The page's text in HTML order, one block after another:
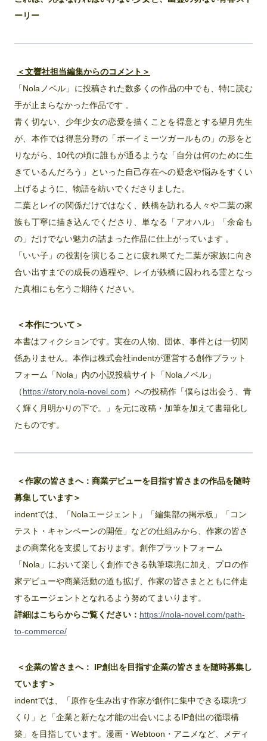
ーリー
＜文響社担当編集からのコメント＞
「Nolaノベル」に投稿された数多くの作品の中でも、特に読む
手が止まらなかった作品です 。
青く切ない、少年少女の恋愛を描くことを得意とする望月先生
が、本作では得意分野の「ボーイミーツガールもの」の形をと
りながら、10代の頃に誰もが通るような「自分は何のために生
きているんだろう」といった自己存在への疑念や悩みをすくい
上げるように、物語を紡いでくださりました。
二葉とレイの関係だけではなく、鉄橋を訪れる人々や二葉の家
族も丁寧に描き込んでくださり、単なる「アオハル」「余命も
の」だけでない魅力の詰まった作品に仕上がっています 。
「いい子」の役割を演じることに疲れ果てた二葉が家族に向き
合い出すまでの成長の過程や、レイが鉄橋に囚われる霊となっ
た真相にも乞うご期待ください。
＜本作について＞
本書はフィクションです。実在の人物、団体、事件とは一切関
係ありません。本作は株式会社indentが運営する創作プラット
フォーム「Nola」内の小説投稿サイト「Nolaノベル」
（https://story.nola-novel.com）への投稿作「僕らは出会う、青
く輝く月明かりの下で。」を元に改稿・加筆を加えて書籍化し
たものです。
＜作家の皆さまへ：商業デビューを目指す皆さまの作品を随時
募集しています＞
indentでは、「Nolaエージェント」「編集部の掲示板」「コン
テスト・キャンペーンの開催」などの仕組みから、作家の皆さ
まの商業化を支援しております。創作プラットフォーム
「Nola」において楽しく創作できる執筆環境に加え、プロの作
家デビューや商業活動の道も拡げ、作家の皆さまとともに伴走
するエージェントとなれるよう努めてまいります。
詳細はこちらからご覧ください： https://nola-novel.com/path-
to-commerce/
＜企業の皆さまへ： IP創出を目指す企業の皆さまを随時募集し
ています＞
indentでは、「原作を生み出す作家が創作に集中できる環境づ
くり」と「企業と新たな才能の出会いによるIP創出の循環構
築」を目指しています。漫画・Webtoon・アニメなど、メディ